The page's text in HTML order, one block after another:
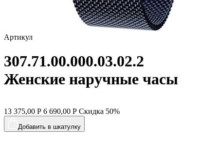
Артикул
307.71.00.000.03.02.2
Женские наручные часы
13 375,00 Р 6 690,00 Р Скидка 50%
Добавить в шкатулку